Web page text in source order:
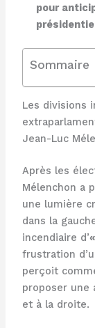
pour
Sommaire
Les divisions
Jean-Luc
Après les
Mélenchon a
une lumière
dans la
incendiaire d’
frustration
perçoit
proposer une
et à la droite.